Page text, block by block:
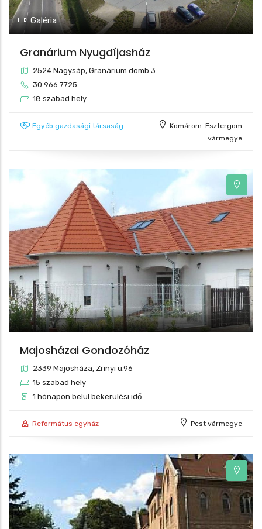
Galéria
Granárium Nyugdíjasház
2524 Nagysáp, Granárium domb 3.
30 966 7725
18 szabad hely
Egyéb gazdasági társaság
Komárom-Esztergom
vármegye
Majosházai Gondozóház
2339 Majosháza, Zrinyi u.96
15 szabad hely
1 hónapon belül bekerülési idő
Református egyház Pest vármegye